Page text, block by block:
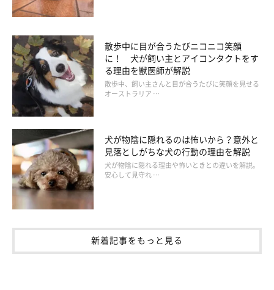
＠blue.hound2021
最後は、Instagramに「＃犬とキャンプ」タグで投稿された素敵
な写真をご紹介します。
ーくん。川辺にたたずむ姿が絵になりますね。豊かな自然に包ま
れて、ご家族でたくさんの思い出を作られたことでしょう。
散歩中に目が合うたびニコニコ笑顔
に！ 犬が飼い主とアイコンタクトをす
る理由を獣医師が解説
散歩中、飼い主さんと目が合うたびに笑顔を見せる
オーストラリア …
犬が物陰に隠れるのは怖いから？意外と
見落としがちな犬の行動の理由を解説
犬が物陰に隠れる理由や怖いときとの違いを解説。
安心して見守れ …
新着記事をもっと見る